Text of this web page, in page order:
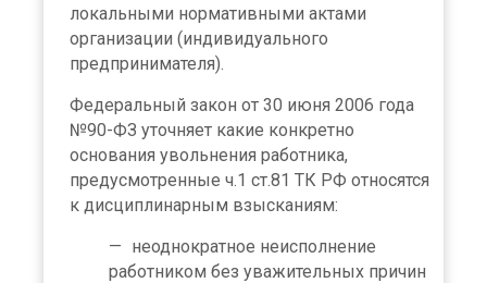
локальными нормативными актами
организации (индивидуального
предпринимателя).
Федеральный закон от 30 июня 2006 года
№90-ФЗ уточняет какие конкретно
основания увольнения работника,
предусмотренные ч.1 ст.81 ТК РФ относятся
к дисциплинарным взысканиям:
неоднократное неисполнение
работником без уважительных причин